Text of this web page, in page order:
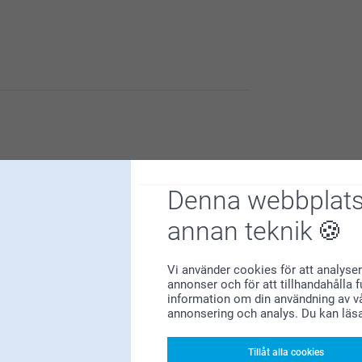
Denna
annan teknik
Vi använder cookies för att
annonser och för att tillhandahålla
information om din användning av
annonsering och analys. Du kan
Tillåt alla cookies